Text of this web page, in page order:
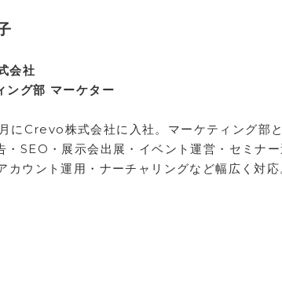
会社
ング部 マーケター
にCrevo株式会社に入社。マーケティング部と
・SEO・展示会出展・イベント運営・セミナー
カウント運用・ナーチャリングなど幅広く対応